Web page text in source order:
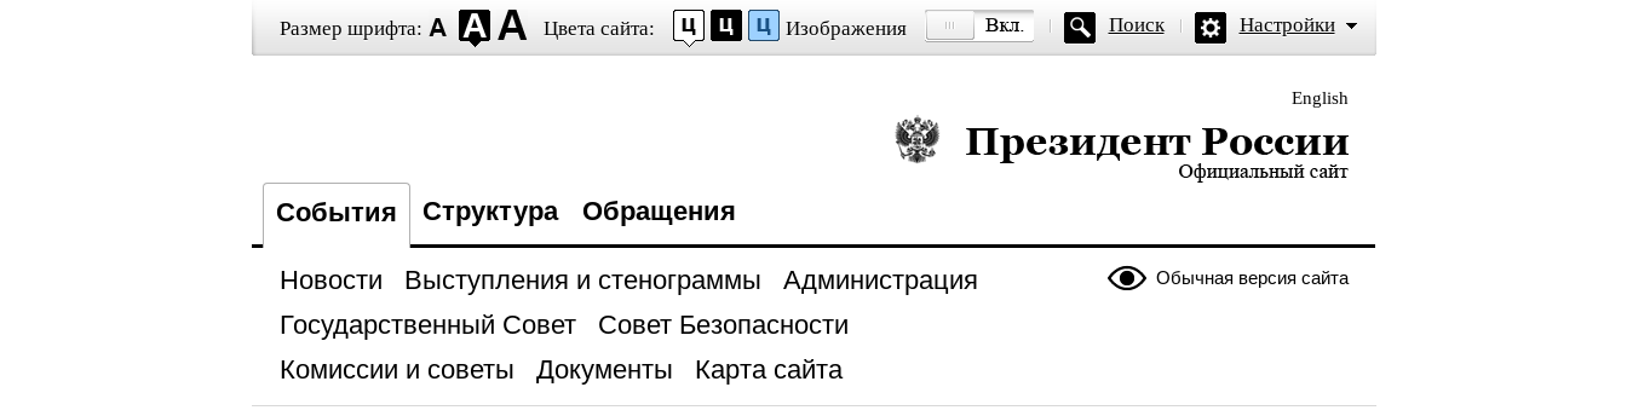
Размер шрифта: Цвета сайта: Изображения Поиск Настройки
English
Президент России — официальный сайт
События Структура Обращения
Обычная версия сайта
Новости Выступления и стенограммы
Администрация
Государственный Совет
Совет Безопасности
Комиссии и советы
Документы Карта сайта